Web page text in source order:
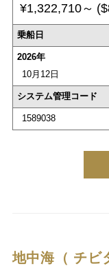
¥1,322,710～
乗船日
2026年
10月12日
システム管理コード
1589038
地中海（ チビ